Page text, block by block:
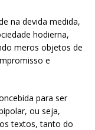
na devida medida,
hodierna,
meros objetos de
e
para ser
ou seja,
textos, tanto do